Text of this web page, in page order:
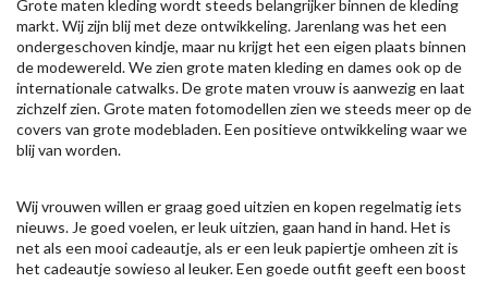
Grote maten kleding wordt steeds belangrijker binnen de kleding
markt. Wij zijn blij met deze ontwikkeling. Jarenlang was het een
ondergeschoven kindje, maar nu krijgt het een eigen plaats binnen
de modewereld. We zien grote maten kleding en dames ook op de
internationale catwalks. De grote maten vrouw is aanwezig en laat
zichzelf zien. Grote maten fotomodellen zien we steeds meer op de
covers van grote modebladen. Een positieve ontwikkeling waar we
blij van worden.
Wij vrouwen willen er graag goed uitzien en kopen regelmatig iets
nieuws. Je goed voelen, er leuk uitzien, gaan hand in hand. Het is
net als een mooi cadeautje, als er een leuk papiertje omheen zit is
het cadeautje sowieso al leuker. Een goede outfit geeft een boost